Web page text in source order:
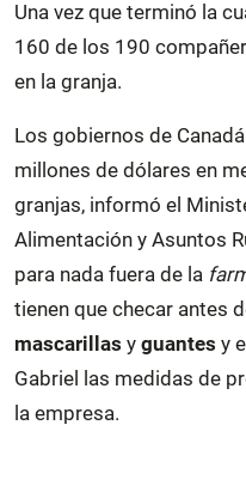
Una vez que terminó la
160 de los 190
en la granja.
Los gobiernos de
millones de dólares en
granjas, informó el
Alimentación y Asuntos
para nada fuera de la
tienen que checar antes
mascarillas y guantes y
Gabriel las medidas de
la empresa.